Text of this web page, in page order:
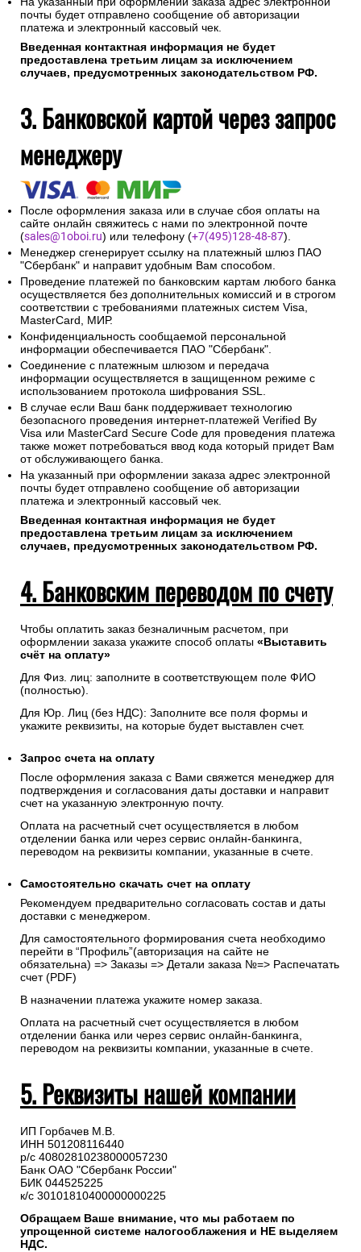
почты будет отправлено сообщение об авторизации
платежа и электронный кассовый чек.
Введенная контактная информация не будет
предоставлена третьим лицам за исключением
случаев, предусмотренных законодательством РФ.
3. Банковской картой через запрос
менеджеру
После оформления заказа или в случае сбоя оплаты на
сайте онлайн свяжитесь с нами по электронной почте
(sales@1oboi.ru) или телефону (+7(495)128-48-87).
Менеджер сгенерирует ссылку на платежный шлюз ПАО
"Сбербанк" и направит удобным Вам способом.
Проведение платежей по банковским картам любого банка
осуществляется без дополнительных комиссий и в строгом
соответствии с требованиями платежных систем Visa,
MasterCard, МИР.
Конфиденциальность сообщаемой персональной
информации обеспечивается ПАО "Сбербанк".
Соединение с платежным шлюзом и передача
информации осуществляется в защищенном режиме с
использованием протокола шифрования SSL.
В случае если Ваш банк поддерживает технологию
безопасного проведения интернет-платежей Verified By
Visa или MasterCard Secure Code для проведения платежа
также может потребоваться ввод кода который придет Вам
от обслуживающего банка.
На указанный при оформлении заказа адрес электронной
почты будет отправлено сообщение об авторизации
платежа и электронный кассовый чек.
Введенная контактная информация не будет
предоставлена третьим лицам за исключением
случаев, предусмотренных законодательством РФ.
4. Банковским переводом по счету
Чтобы оплатить заказ безналичным расчетом, при
оформлении заказа укажите способ оплаты «Выставить
счёт на оплату»
Для Физ. лиц: заполните в соответствующем поле ФИО
(полностью).
Для Юр. Лиц (без НДС): Заполните все поля формы и
укажите реквизиты, на которые будет выставлен счет.
Запрос счета на оплату
После оформления заказа с Вами свяжется менеджер для
подтверждения и согласования даты доставки и направит
счет на указанную электронную почту.
Оплата на расчетный счет осуществляется в любом
отделении банка или через сервис онлайн-банкинга,
переводом на реквизиты компании, указанные в счете.
Самостоятельно скачать счет на оплату
Рекомендуем предварительно согласовать состав и даты
доставки с менеджером.
Для самостоятельного формирования счета необходимо
перейти в “Профиль”(авторизация на сайте не
обязательна) => Заказы => Детали заказа №=> Распечатать
счет (PDF)
В назначении платежа укажите номер заказа.
Оплата на расчетный счет осуществляется в любом
отделении банка или через сервис онлайн-банкинга,
переводом на реквизиты компании, указанные в счете.
5. Реквизиты нашей компании
ИП Горбачев М.В.
ИНН 501208116440
р/с 40802810238000057230
Банк ОАО "Сбербанк России"
БИК 044525225
к/с 30101810400000000225
Обращаем Ваше внимание, что мы работаем по
упрощенной системе налогооблажения и НЕ выделяем
НДС.